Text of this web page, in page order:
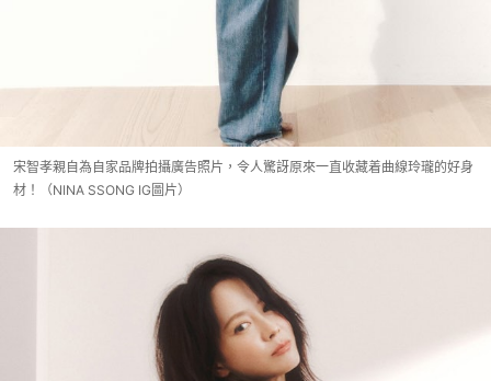
宋智孝親自為自家品牌拍攝廣告照片，令人驚訝原來一直收藏着曲線玲瓏的好身
材！（NINA SSONG IG圖片）